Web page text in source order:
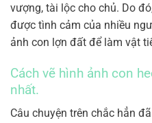
vượng, tài lộc cho chủ. Do
được tình cảm của nhiều
ảnh con lợn đất để làm vật
Cách vẽ hình ảnh con
nhất.
Câu chuyện trên chắc hẳn